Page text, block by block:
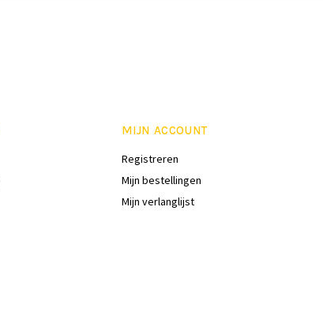
MIJN ACCOUNT
Registreren
Mijn bestellingen
Mijn verlanglijst